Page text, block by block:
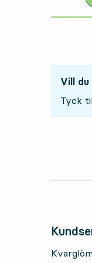
Vill
Tyck